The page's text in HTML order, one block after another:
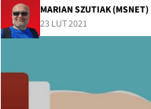
MARIAN SZUTIAK (MSNET)
23 LUT 2021